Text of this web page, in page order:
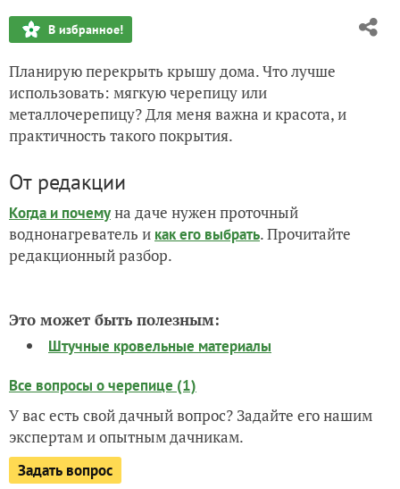
В избранное!
Планирую перекрыть крышу дома. Что лучше
использовать: мягкую черепицу или
металлочерепицу? Для меня важна и красота, и
практичность такого покрытия.
От редакции
Когда и почемуна даче нужен проточный
воднонагреватель и как его выбрать. Прочитайте
редакционный разбор.
Это может быть полезным:
Штучные кровельные материалы
Все вопросы о черепице (1)
У вас есть свой дачный вопрос? Задайте его нашим
экспертам и опытным дачникам.
Задать вопрос